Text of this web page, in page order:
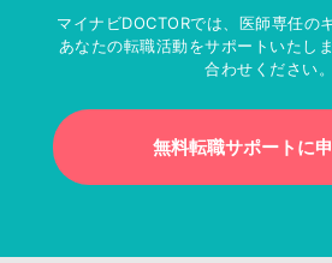
マイナビDOCTORでは、医師専任の
あなたの転職活動をサポートいたし
合わせください。
無料転職サポートに